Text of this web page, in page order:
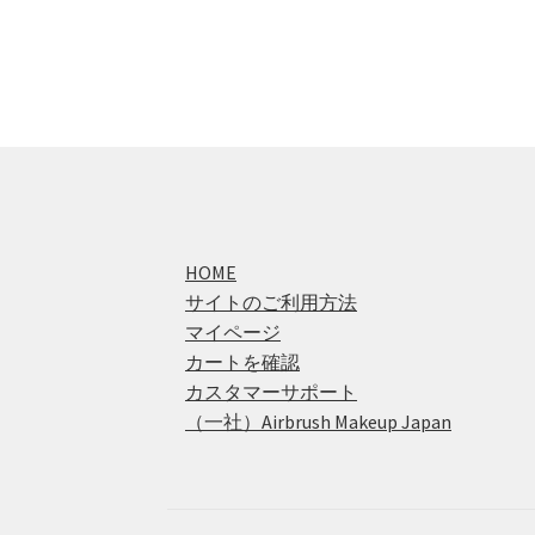
HOME
サイトのご利用方法
マイページ
カートを確認
カスタマーサポート
（一社）Airbrush Makeup Japan